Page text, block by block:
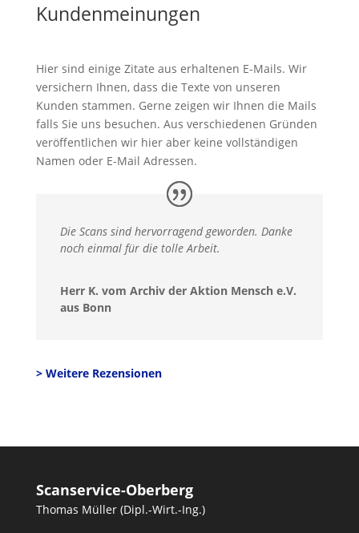
Kundenmeinungen
Hier sind einige Zitate aus erhaltenen E-Mails. Wir
versichern Ihnen, dass die Texte von unseren
Kunden stammen. Gerne zeigen wir Ihnen die Mails
falls Sie uns besuchen. Aus verschiedenen Gründen
veröffentlichen wir hier aber keine vollständigen
Namen oder E-Mail Adressen.
Die Scans sind hervorragend geworden. Danke
noch einmal für die tolle Arbeit.
Herr K. vom Archiv der Aktion Mensch e.V.
aus Bonn
> Weitere Rezensionen
Scanservice-Oberberg
Thomas Müller (Dipl.-Wirt.-Ing.)